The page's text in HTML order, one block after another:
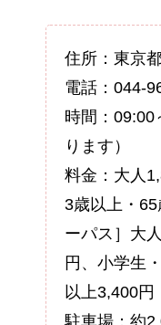
住所：東京
電話：044-
時間：09:00
ります）
料金：大人
3歳以上・
ーパス］大
円、小学生
以上3,400円